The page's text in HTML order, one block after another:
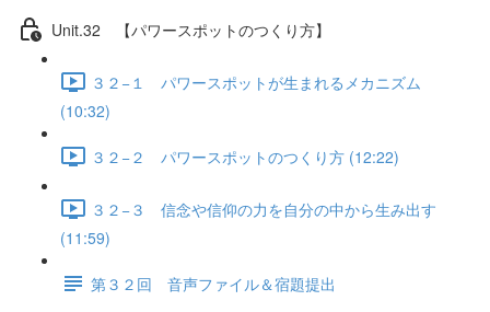
Unit.32 【パワースポットのつくり方】
３２−１ パワースポットが生まれるメカニズム
(10:32)
３２−２ パワースポットのつくり方 (12:22)
３２−３ 信念や信仰の力を自分の中から生み出す
(11:59)
第３２回 音声ファイル＆宿題提出